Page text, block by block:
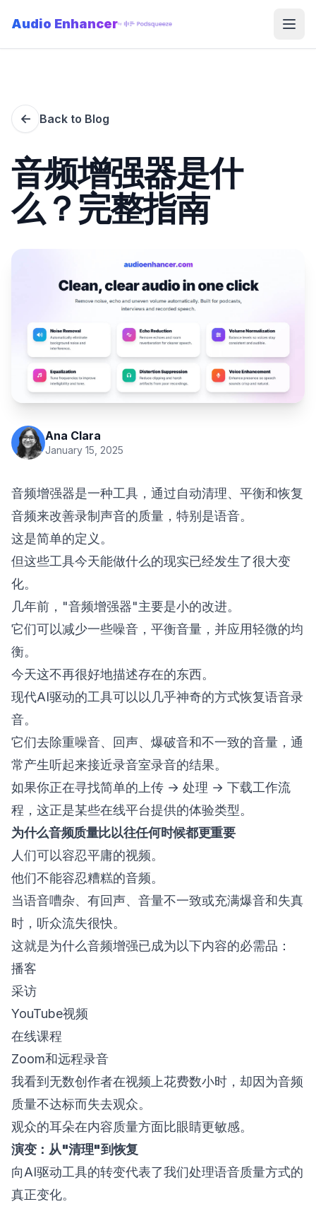
Audio Enhancer
← Back to Blog
音频增强器是什
么？完整指南
Ana Clara
January 15, 2025
音频增强器是一种工具，通过自动清理、平衡和恢复
音频来改善录制声音的质量，特别是语音。
这是简单的定义。
但这些工具今天能做什么的现实已经发生了很大变
化。
几年前，"音频增强器"主要是小的改进。
它们可以减少一些噪音，平衡音量，并应用轻微的均
衡。
今天这不再很好地描述存在的东西。
现代AI驱动的工具可以以几乎神奇的方式恢复语音录
音。
它们去除重噪音、回声、爆破音和不一致的音量，通
常产生听起来接近录音室录音的结果。
如果你正在寻找简单的上传 → 处理 → 下载工作流
程，这正是某些在线平台提供的体验类型。
为什么音频质量比以往任何时候都更重要
人们可以容忍平庸的视频。
他们不能容忍糟糕的音频。
当语音嘈杂、有回声、音量不一致或充满爆音和失真
时，听众流失很快。
这就是为什么音频增强已成为以下内容的必需品：
播客
采访
YouTube视频
在线课程
Zoom和远程录音
我看到无数创作者在视频上花费数小时，却因为音频
质量不达标而失去观众。
观众的耳朵在内容质量方面比眼睛更敏感。
演变：从"清理"到恢复
向AI驱动工具的转变代表了我们处理语音质量方式的
真正变化。